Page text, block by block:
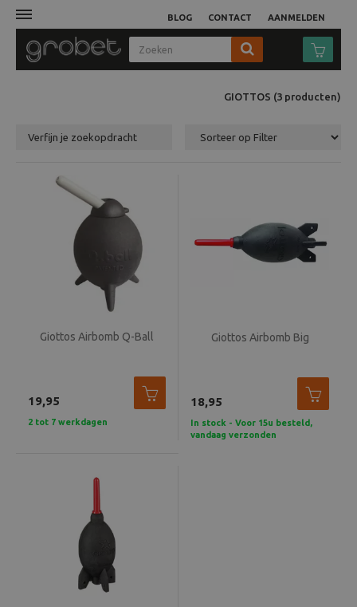
AANMELDEN
BLOG CONTACT
Fotocamera
Objectieven
Studio
Beeld en bewerking
Verrekijker
GIOTTOS (3 producten)
Verfijn je zoekopdracht
Giottos Airbomb Q-Ball
19,95
2 tot 7 werkdagen
Giottos Airbomb Big
18,95
In stock - Voor 15u besteld,
vandaag verzonden